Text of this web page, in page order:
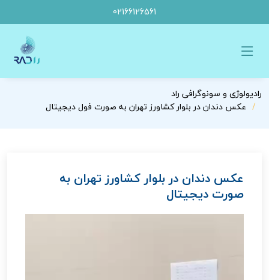
02166126561
رادیولوژی و سونوگرافی راد
عکس دندان در بلوار کشاورز تهران به صورت فول دیجیتال
عکس دندان در بلوار کشاورز تهران به
صورت دیجیتال